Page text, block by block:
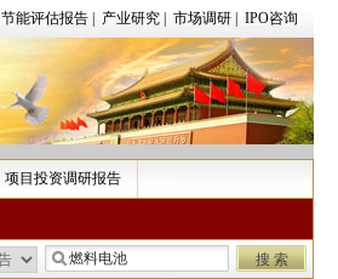
节能评估报告 产业研究 市场调研 IPO咨询
项目投资调研报告